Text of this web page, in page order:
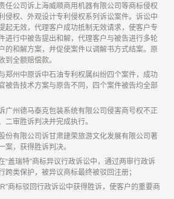
任公司诉上海威顺商用机器有限公司等商标侵权
侵权、外观设计专利侵权系列诉讼案件。诉讼中
起无效，代理客户成功抵制无效请求，使客户专
进行中被告提出和解，代理客户与被告进行多轮
的和解方案，并促使案件以调解书方式结案。原
到全额赔偿款。
郑州中原诉中石油专利权属纠纷四个案件，成功
被告技术方案与原告不同，四个案件被告均全部
广州德马泰克包装系统有限公司侵害商号权不正
二审胜诉判决并完成执行。
份有限公司诉甘肃建荣旅游文化发展有限公司著
案，获得胜诉判决。
“盖瑞特”商标异议行政诉讼中，通过两审行政诉
跨类保护，被异议商标最终被驳回注册；
商标驳回行政诉讼中获得胜诉，使客户的重要商